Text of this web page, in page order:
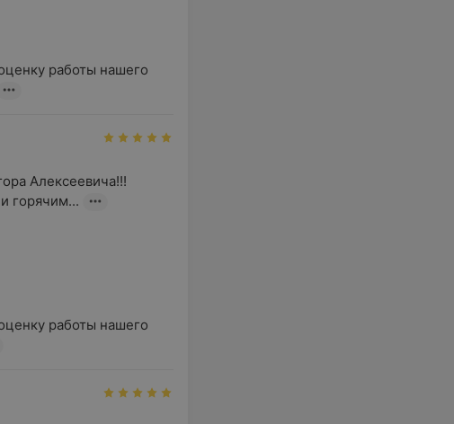
работы нашего
Алексеевича!!!
горячим...
работы нашего